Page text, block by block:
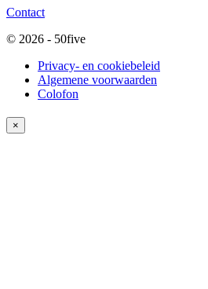
Contact
© 2026 - 50five
Privacy- en cookiebeleid
Algemene voorwaarden
Colofon
×